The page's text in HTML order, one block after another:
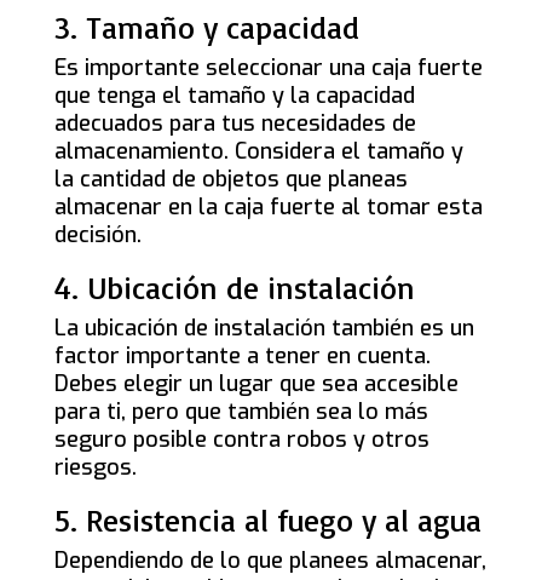
3. Tamaño y capacidad
Es importante seleccionar una caja fuerte
que tenga el tamaño y la capacidad
adecuados para tus necesidades de
almacenamiento. Considera el tamaño y
la cantidad de objetos que planeas
almacenar en la caja fuerte al tomar esta
decisión.
4. Ubicación de instalación
La ubicación de instalación también es un
factor importante a tener en cuenta.
Debes elegir un lugar que sea accesible
para ti, pero que también sea lo más
seguro posible contra robos y otros
riesgos.
5. Resistencia al fuego y al agua
Dependiendo de lo que planees almacenar,